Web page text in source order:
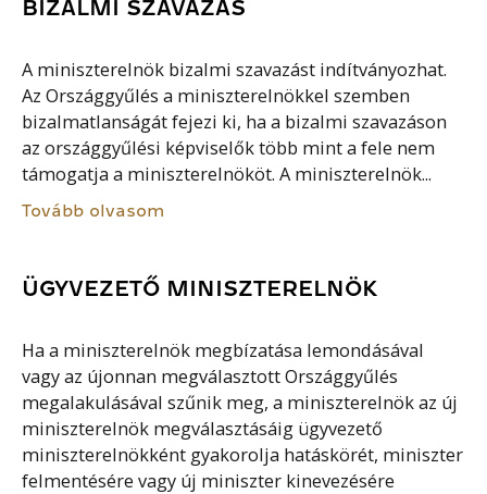
BIZALMI SZAVAZÁS
A miniszterelnök bizalmi szavazást indítványozhat.
Az Országgyűlés a miniszterelnökkel szemben
bizalmatlanságát fejezi ki, ha a bizalmi szavazáson
az országgyűlési képviselők több mint a fele nem
támogatja a miniszterelnököt. A miniszterelnök...
Tovább olvasom
ÜGYVEZETŐ MINISZTERELNÖK
Ha a miniszterelnök megbízatása lemondásával
vagy az újonnan megválasztott Országgyűlés
megalakulásával szűnik meg, a miniszterelnök az új
miniszterelnök megválasztásáig ügyvezető
miniszterelnökként gyakorolja hatáskörét, miniszter
felmentésére vagy új miniszter kinevezésére